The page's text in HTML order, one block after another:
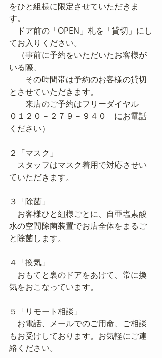
をひと組様に限定させていただきま
す。
ドア前の「OPEN」札を「貸切」にし
てお入りください。
（事前に予約をいただいたお客様が
いる際、
その時間帯は予約のお客様の貸切
とさせていただきます。
来店のご予約はフリーダイヤル
０１２０－２７９－９４０　にお電話
ください）
２「マスク」
スタッフはマスク着用で対応させい
ていただきます。
３「除菌」
お客様ひと組様ごとに、自亜塩素酸
水の空間除菌装置でお店全体をまるご
と除菌します。
４「換気」
おもてと裏のドアをあけて、常に換
気をおこなっています。
５「リモート相談」
お電話、メールでのご用命、ご相談
もお受けしております。お気軽にご連
絡ください。